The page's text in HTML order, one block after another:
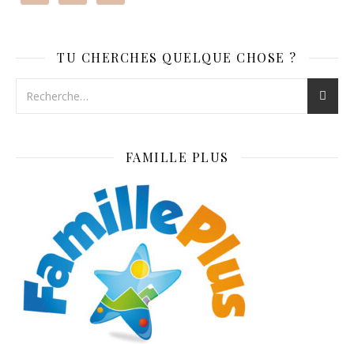
TU CHERCHES QUELQUE CHOSE ?
FAMILLE PLUS